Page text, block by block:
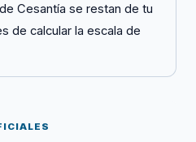
Cesantía se restan de tu
de calcular la escala de